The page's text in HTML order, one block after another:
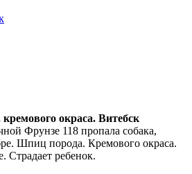
окраса. Витебск
Фрунзе 118 пропала собака,
Шпиц порода. Кремового окраса.
Страдает ребенок.